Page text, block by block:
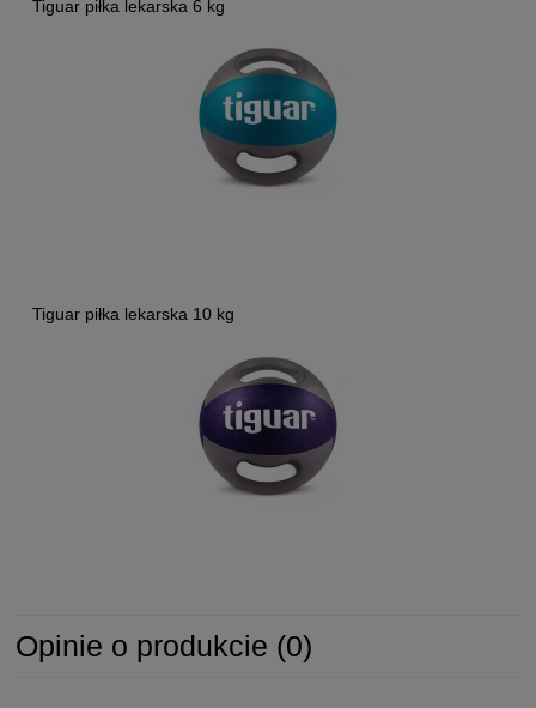
Tiguar piłka lekarska 6 kg
Tiguar piłka lekarska 10 kg
Opinie o produkcie (0)